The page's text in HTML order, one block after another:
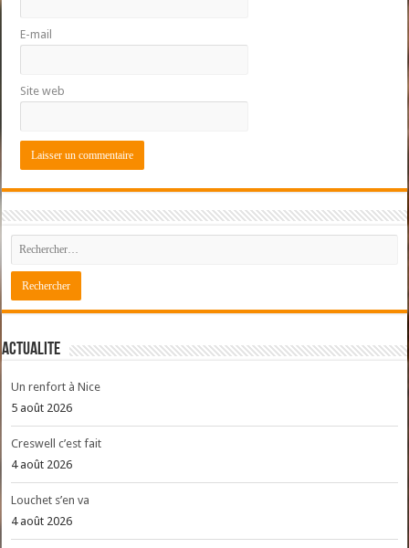
E-mail
Site web
ACTUALITE
Un renfort à Nice
5 août 2026
Creswell c’est fait
4 août 2026
Louchet s’en va
4 août 2026